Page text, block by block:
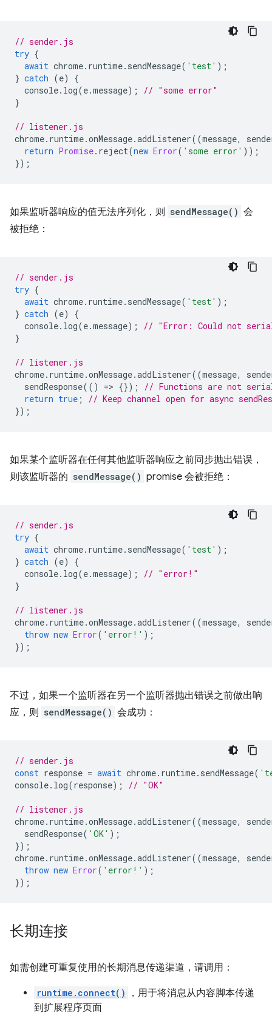
// sender.js
try {
await chrome. runtime. sendMessage( 'test' );
} catch (e)
{
console. log(e.message);
// "some error"
}
// listener.js
chrome. runtime.onMessage.addListener((message,
return Promise. reject(new Error( 'some error' ));
});
如果监听器响应的值无法序列化，则 sendMessage() 会
被拒绝：
// sender.js
try {
await chrome. runtime. sendMessage( 'test' );
} catch (e)
{
console. log(e.message);
// "Error: Could not
}
// listener.js
chrome. runtime.onMessage.addListener((message,
sendResponse(() => {});
// Functions are not
return true ;
// Keep channel open for async
});
如果某个监听器在任何其他监听器响应之前同步抛出错误，
则该监听器的 sendMessage() promise 会被拒绝：
// sender.js
try {
await chrome. runtime. sendMessage( 'test' );
} catch (e)
{
console. log(e.message);
// "error!"
}
// listener.js
chrome. runtime.onMessage.addListener((message,
throw new Error( 'error!' );
});
不过，如果一个监听器在另一个监听器抛出错误之前做出响
应，则 sendMessage() 会成功：
// sender.js
const response = await chrome. runtime. sendMessage(
console. log(response); // "OK"
// listener.js
chrome. runtime.onMessage.addListener((message,
sendResponse( 'OK' );
});
chrome. runtime.onMessage.addListener((message,
throw new Error( 'error!' );
});
长期连接
如需创建可重复使用的长期消息传递渠道，请调用：
runtime.connect()
，用于将消息从内容脚本传递
到扩展程序页面